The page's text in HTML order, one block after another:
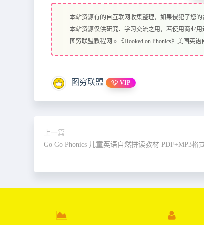
本站资源有的自互联网收集整理，如果侵犯了您
本站资源仅供研究、学习交流之用，若使用商业
图穷联盟教程网 » 《Hooked on Phonics》美国英
图穷联盟 VIP
上一篇
Go Go Phonics 儿童英语自然拼读教材 PDF+MP3格